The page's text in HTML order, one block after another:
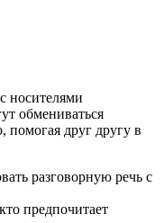
носителями
обмениваться
помогая друг другу в
разговорную речь с
предпочитает